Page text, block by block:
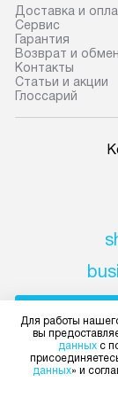
Доставка и
Сервис
Гарантия
Возврат и обмен
Контакты
Статьи и акции
Глоссарий
Для работы
вы
данных с
данных» и